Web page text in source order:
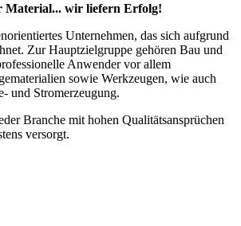
wir liefern Erfolg!
Unternehmen, das sich aufgrund
Zur Hauptzielgruppe gehören Bau und
Anwender vor allem
sowie Werkzeugen, wie auch
und Stromerzeugung.
Branche mit hohen Qualitätsansprüchen
versorgt.